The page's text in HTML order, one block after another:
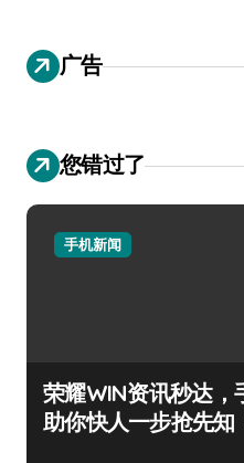
广告
您错过了
手机新闻
荣耀WIN资讯秒达，
助你快人一步抢先知